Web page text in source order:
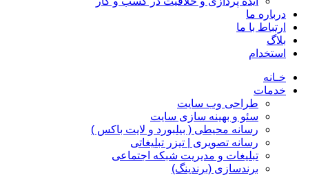
درباره ما
ارتباط با ما
بلاگ
استخدام
خـانه
خدمات
طراحی وب سایت
سئو و بهینه سازی سایت
رسانه محیطی ( بیلبورد و لایت باکس )
رسانه تصویری | تیزر تبلیغاتی
تبلیغات و مدیریت شبکه اجتماعی
برندسازی (برندینگ)‌